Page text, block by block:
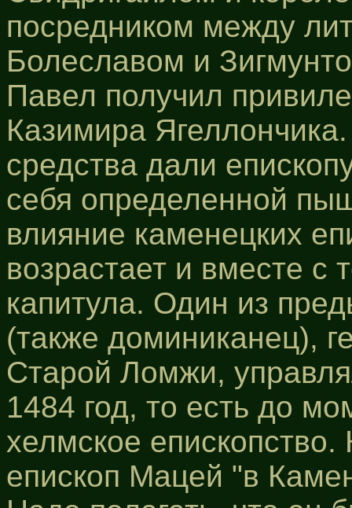
посредником между
Болеславом и
Павел получил
Казимира
средства дали
себя определенной
влияние каменецких
возрастает и вместе с
капитула. Один из
(также доминиканец),
Старой Ломжи,
1484 год, то есть до
хелмское
епископ Мацей "в